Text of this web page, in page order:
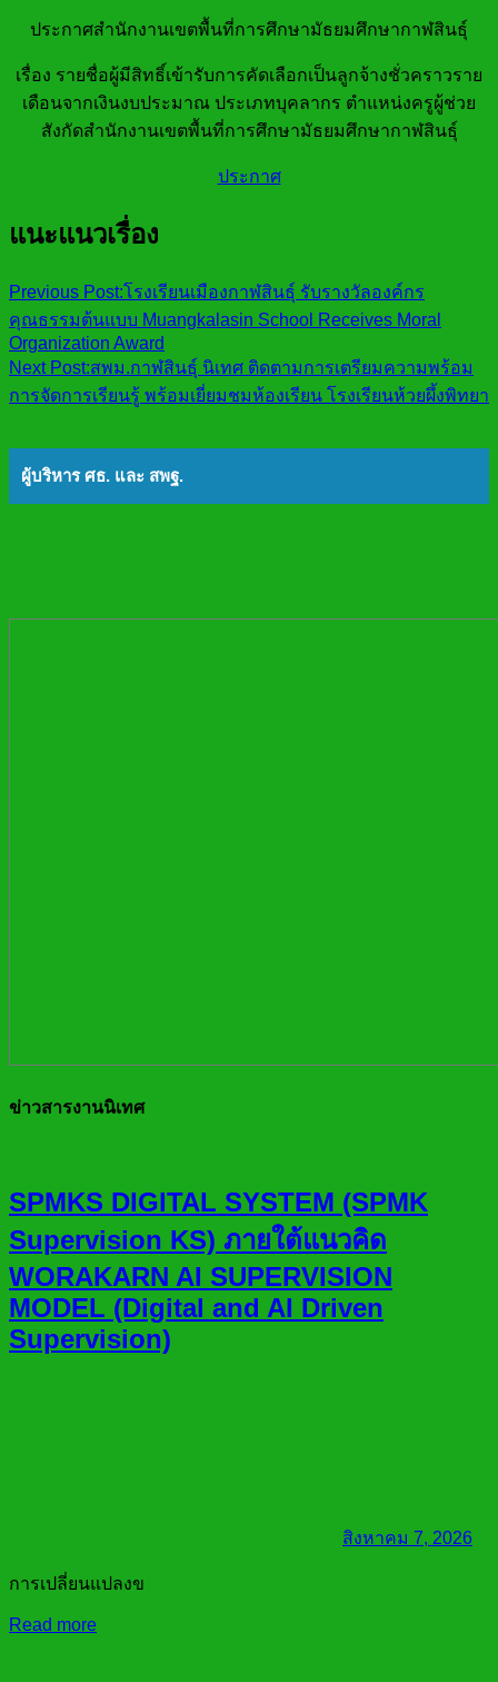
ประกาศสำนักงานเขตพื้นที่การศึกษามัธยมศึกษากาฬสินธุ์
เรื่อง รายชื่อผู้มีสิทธิ์เข้ารับการคัดเลือกเป็นลูกจ้างชั่วคราวราย
เดือนจากเงินงบประมาณ ประเภทบุคลากร ตำแหน่งครูผู้ช่วย
สังกัดสำนักงานเขตพื้นที่การศึกษามัธยมศึกษากาฬสินธุ์
ประกาศ
แนะแนวเรื่อง
Previous Post:โรงเรียนเมืองกาฬสินธุ์ รับรางวัลองค์กร
คุณธรรมต้นแบบ Muangkalasin School Receives Moral
Organization Award
Next Post:สพม.กาฬสินธุ์ นิเทศ ติดตามการเตรียมความพร้อม
การจัดการเรียนรู้ พร้อมเยี่ยมชมห้องเรียน โรงเรียนห้วยผึ้งพิทยา
ผู้บริหาร ศธ. และ สพฐ.
ข่าวสารงานนิเทศ
SPMKS DIGITAL SYSTEM (SPMK
Supervision KS) ภายใต้แนวคิด
WORAKARN AI SUPERVISION
MODEL (Digital and AI Driven
Supervision)
สิงหาคม 7, 2026
การเปลี่ยนแปลงข
Read more